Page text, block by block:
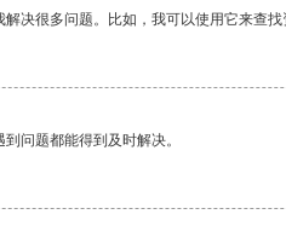
决很多问题。比如，我可以使用它来查找
问题都能得到及时解决。